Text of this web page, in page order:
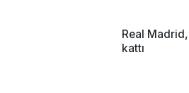
Real
kattı